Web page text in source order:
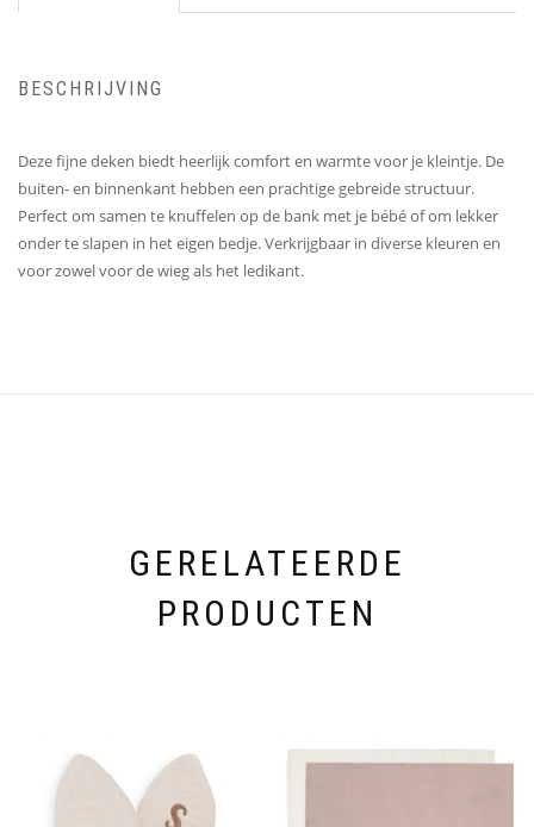
BESCHRIJVING
Deze fijne deken biedt heerlijk comfort en warmte voor je kleintje. De
buiten- en binnenkant hebben een prachtige gebreide structuur.
Perfect om samen te knuffelen op de bank met je bébé of om lekker
onder te slapen in het eigen bedje. Verkrijgbaar in diverse kleuren en
voor zowel voor de wieg als het ledikant.
GERELATEERDE
PRODUCTEN